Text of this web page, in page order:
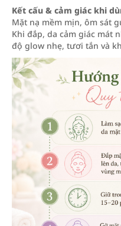
Kết cấu & cảm giác khi
Mặt nạ mềm mịn, ôm sát
Khi đắp, da cảm giác mát
độ glow nhẹ, tươi tắn và